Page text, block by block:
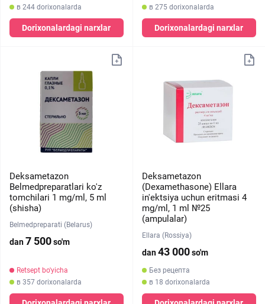
в 244 dorixonalarda
Dorixonalardagi narxlar
в 275 dorixonalarda
Dorixonalardagi narxlar
Deksametazon
Belmedpreparatlari ko'z
tomchilari 1 mg/ml, 5 ml
(shisha)
Belmedpreparati (Belarus)
dan7 500so'm
Retsept bo'yicha
в 357 dorixonalarda
Deksametazon
(Dexamethasone) Ellara
in'ektsiya uchun eritmasi 4
mg/ml, 1 ml №25
(ampulalar)
Ellara (Rossiya)
dan43 000so'm
Без рецепта
в 18 dorixonalarda